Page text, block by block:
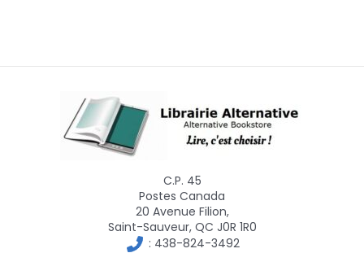
C.P. 45
Postes Canada
20 Avenue Filion,
Saint-Sauveur, QC J0R 1R0
: 438-824-3492